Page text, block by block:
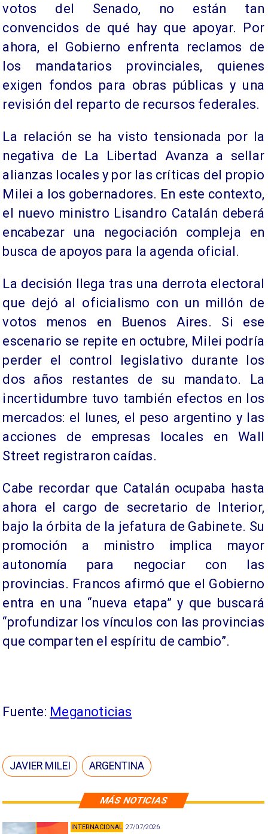
MÁS NOTICIAS
27/07/2026
INTERNACIONAL
votos del Senado, no están tan
convencidos de qué hay que apoyar. Por
ahora, el Gobierno enfrenta reclamos de
los mandatarios provinciales, quienes
exigen fondos para obras públicas y una
revisión del reparto de recursos federales.
La relación se ha visto tensionada por la
negativa de La Libertad Avanza a sellar
alianzas locales y por las críticas del propio
Milei a los gobernadores. En este contexto,
el nuevo ministro Lisandro Catalán deberá
encabezar una negociación compleja en
busca de apoyos para la agenda oficial.
La decisión llega tras una derrota electoral
que dejó al oficialismo con un millón de
votos menos en Buenos Aires. Si ese
escenario se repite en octubre, Milei podría
perder el control legislativo durante los
dos años restantes de su mandato. La
incertidumbre tuvo también efectos en los
mercados: el lunes, el peso argentino y las
acciones de empresas locales en Wall
Street registraron caídas.
Cabe recordar que Catalán ocupaba hasta
ahora el cargo de secretario de Interior,
bajo la órbita de la jefatura de Gabinete. Su
promoción a ministro implica mayor
autonomía para negociar con las
provincias. Francos afirmó que el Gobierno
entra en una “nueva etapa” y que buscará
“profundizar los vínculos con las provincias
que comparten el espíritu de cambio”.
Fuente: Meganoticias
JAVIER MILEI ARGENTINA